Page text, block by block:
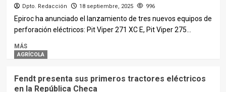
Dpto. Redacción 18 septiembre, 2025 996
Epiroc ha anunciado el lanzamiento de tres nuevos equipos de
perforación eléctricos: Pit Viper 271 XC E, Pit Viper 275...
MÁS
AGRÍCOLA
Fendt presenta sus primeros tractores eléctricos
en la República Checa